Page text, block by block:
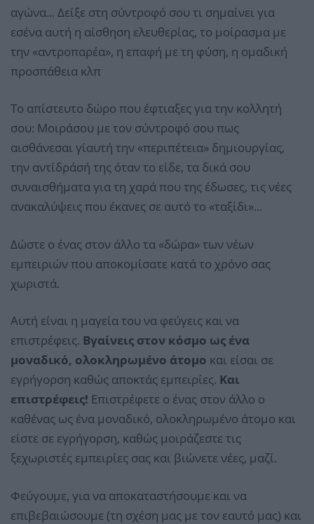
αγώνα... Δείξε στη σύντροφό σου τι σημαίνει για
εσένα αυτή η αίσθηση ελευθερίας, το μοίρασμα με
την «αντροπαρέα», η επαφή με τη φύση, η ομαδική
προσπάθεια κλπ
Το απίστευτο δώρο που έφτιαξες για την κολλητή
σου: Μοιράσου με τον σύντροφό σου πως
αισθάνεσαι γι΄αυτή την «περιπέτεια» δημιουργίας,
την αντίδράσή της όταν το είδε, τα δικά σου
συναισθήματα για τη χαρά που της έδωσες, τις νέες
ανακαλύψεις που έκανες σε αυτό το «ταξίδι»...
Δώστε ο ένας στον άλλο τα «δώρα» των νέων
εμπειριών που αποκομίσατε κατά το χρόνο σας
χωριστά.
Αυτή είναι η μαγεία του να φεύγεις και να
επιστρέφεις. Βγαίνεις στον κόσμο ως ένα
μοναδικό, ολοκληρωμένο άτομο και είσαι σε
εγρήγορση καθώς αποκτάς εμπειρίες. Και
επιστρέφεις! Επιστρέφετε ο ένας στον άλλο ο
καθένας ως ένα μοναδικό, ολοκληρωμένο άτομο και
είστε σε εγρήγορση, καθώς μοιράζεστε τις
ξεχωριστές εμπειρίες σας και βιώνετε νέες, μαζί.
Φεύγουμε, για να αποκαταστήσουμε και να
επιβεβαιώσουμε (τη σχέση μας με τον εαυτό μας) και